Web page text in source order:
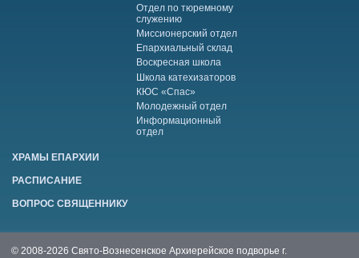
Отдел по тюремному
служению
Миссионерский отдел
Епархиальный склад
Воскресная школа
Школа катехизаторов
КЮС «Спас»
Молодежный отдел
Информационный
отдел
ХРАМЫ ЕПАРХИИ
РАСПИСАНИЕ
ВОПРОС СВЯЩЕННИКУ
© 2008-2026 Свято-Вознесенское Архиерейское подворье г.